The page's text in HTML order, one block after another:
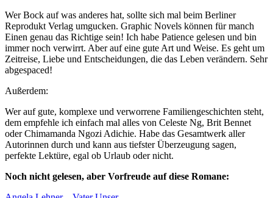
Wer Bock auf was anderes hat, sollte sich mal beim Berliner
Reprodukt Verlag umgucken. Graphic Novels können für manch
Einen genau das Richtige sein! Ich habe Patience gelesen und bin
immer noch verwirrt. Aber auf eine gute Art und Weise. Es geht um
Zeitreise, Liebe und Entscheidungen, die das Leben verändern. Sehr
abgespaced!
Außerdem:
Wer auf gute, komplexe und verworrene Familiengeschichten steht,
dem empfehle ich einfach mal alles von Celeste Ng, Brit Bennet
oder Chimamanda Ngozi Adichie. Habe das Gesamtwerk aller
Autorinnen durch und kann aus tiefster Überzeugung sagen,
perfekte Lektüre, egal ob Urlaub oder nicht.
Noch nicht gelesen, aber Vorfreude auf diese Romane: